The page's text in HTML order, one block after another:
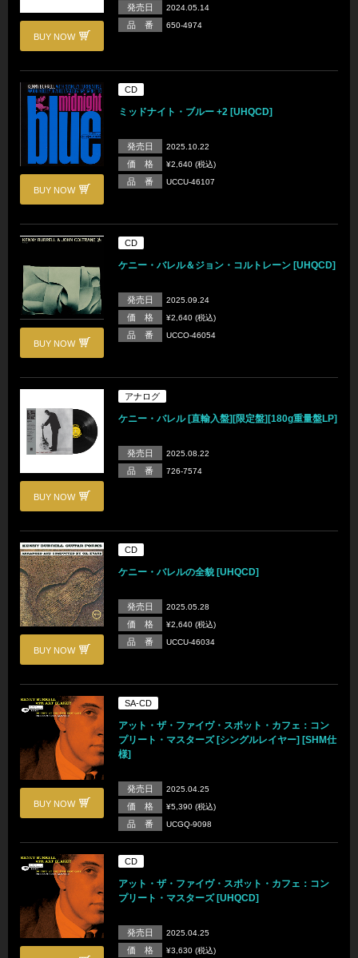
BUY NOW
発売日 2024.05.14
品 番 650-4974
BUY NOW
CD
ミッドナイト・ブルー +2 [UHQCD]
発売日 2025.10.22
価 格 ¥2,640 (税込)
品 番 UCCU-46107
BUY NOW
CD
ケニー・バレル＆ジョン・コルトレーン [UHQCD]
発売日 2025.09.24
価 格 ¥2,640 (税込)
品 番 UCCO-46054
BUY NOW
アナログ
ケニー・バレル [直輸入盤][限定盤][180g重量盤LP]
発売日 2025.08.22
品 番 726-7574
BUY NOW
CD
ケニー・バレルの全貌 [UHQCD]
発売日 2025.05.28
価 格 ¥2,640 (税込)
品 番 UCCU-46034
BUY NOW
SA-CD
アット・ザ・ファイヴ・スポット・カフェ：コン
プリート・マスターズ [シングルレイヤー] [SHM仕
様]
発売日 2025.04.25
価 格 ¥5,390 (税込)
品 番 UCGQ-9098
CD
アット・ザ・ファイヴ・スポット・カフェ：コン
プリート・マスターズ [UHQCD]
発売日 2025.04.25
価 格 ¥3,630 (税込)